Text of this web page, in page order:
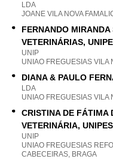
LDA
JOANE VILA NOVA
FERNANDO
VETERINÁRIAS,
UNIP
UNIAO FREGUESIAS VILA
DIANA & PAULO
LDA
UNIAO FREGUESIAS VILA
CRISTINA DE FÁTIMA
VETERINÁRIA,
UNIP
UNIAO FREGUESIAS
CABECEIRAS, BRAGA